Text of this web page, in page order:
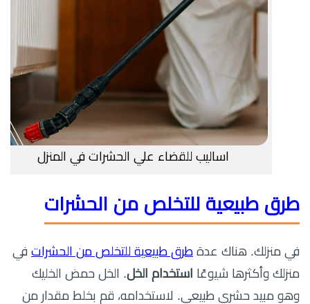
اساليب للقضاء علي الحشرات في المنزل
طرق طبيعية للتخلص من الحشرات
في منزلك. هناك عدة طرق طبيعية للتخلص من الحشرات في
منزلك وأكثرها شيوعًا
استخدام الخل. الخل حمض الخليك
وهو مبيد حشري طبيعي. لاستخدامه، قم بخلط مقدار من